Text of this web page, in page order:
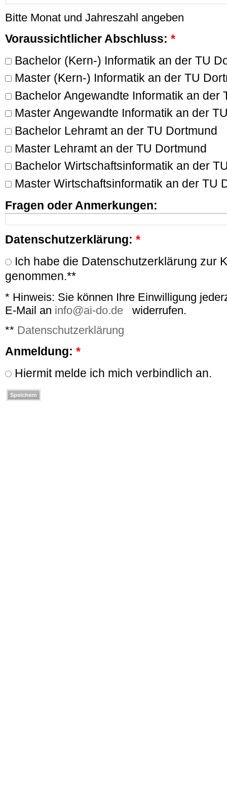
Bitte Monat und Jahreszahl angeben
Voraussichtlicher Abschluss: *
Bachelor (Kern-) Informatik an der TU
Master (Kern-) Informatik an der TU
Bachelor Angewandte Informatik an der
Master Angewandte Informatik an der
Bachelor Lehramt an der TU Dortmund
Master Lehramt an der TU Dortmund
Bachelor Wirtschaftsinformatik an der
Master Wirtschaftsinformatik an der TU
Fragen oder Anmerkungen:
Datenschutzerklärung: *
Ich habe die Datenschutzerklärung zur
genommen.**
* Hinweis: Sie können Ihre Einwilligung
E-Mail an info@ai-do.de
widerrufen.
** Datenschutzerklärung
Anmeldung: *
Hiermit melde ich mich verbindlich an.